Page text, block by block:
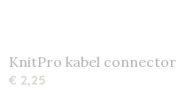
KnitPro kabel connector
€ 2,25